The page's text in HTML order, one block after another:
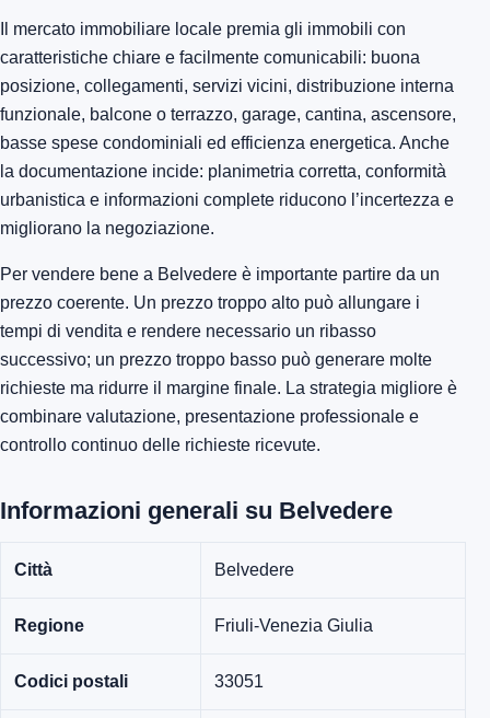
Il mercato immobiliare locale premia gli immobili con
caratteristiche chiare e facilmente comunicabili: buona
posizione, collegamenti, servizi vicini, distribuzione interna
funzionale, balcone o terrazzo, garage, cantina, ascensore,
basse spese condominiali ed efficienza energetica. Anche
la documentazione incide: planimetria corretta, conformità
urbanistica e informazioni complete riducono l’incertezza e
migliorano la negoziazione.
Per vendere bene a Belvedere è importante partire da un
prezzo coerente. Un prezzo troppo alto può allungare i
tempi di vendita e rendere necessario un ribasso
successivo; un prezzo troppo basso può generare molte
richieste ma ridurre il margine finale. La strategia migliore è
combinare valutazione, presentazione professionale e
controllo continuo delle richieste ricevute.
Informazioni generali su Belvedere
Città Belvedere
Regione Friuli-Venezia Giulia
Codici postali 33051